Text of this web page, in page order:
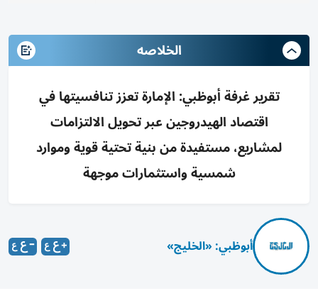
الخلاصه
تقرير غرفة أبوظبي: الإمارة تعزز تنافسيتها في
اقتصاد الهيدروجين عبر تحويل الالتزامات
لمشاريع، مستفيدة من بنية تحتية قوية وموارد
شمسية واستثمارات موجهة
أبوظبي: «الخليج»